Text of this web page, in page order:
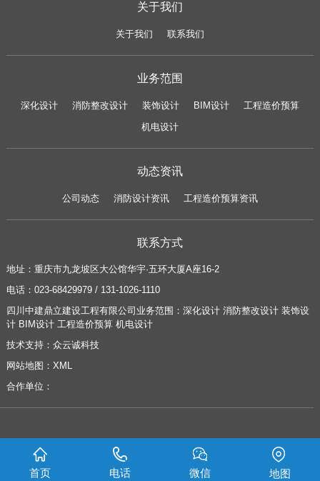
关于我们
关于我们 联系我们
业务范围
深化设计 消防整改设计 装饰设计 BIM设计
工程造价预算
机电设计
动态资讯
公司动态 消防设计资讯 工程造价预算资讯
联系方式
地址： 重庆市九龙坡区大公馆华宇·五环大厦A座16-2
电话： 023-68429979 / 131-1026-1110
四川中建鼎立建设工程有限公司业务范围： 深化设计 消防整改设计 装饰设
计 BIM设计 工程造价预算 机电设计
技术支持： 众云诚科技
网站地图： XML
合作单位：
Copyright © 2026 四川中建鼎立建设工程有限公司 版权所有 |
蜀ICP备16024156
首页 电话 微信 地图